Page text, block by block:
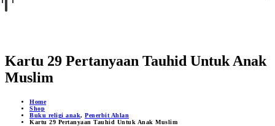
Kartu 29 Pertanyaan Tauhid Untuk Anak
Muslim
Home
Shop
Buku religi anak, Penerbit Ahlan
Kartu 29 Pertanyaan Tauhid Untuk Anak Muslim